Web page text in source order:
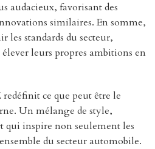
audacieux, favorisant des
similaires. En somme,
les standards du secteur,
leurs propres ambitions en
ce que peut être le
Un mélange de style,
qui inspire non seulement les
du secteur automobile.